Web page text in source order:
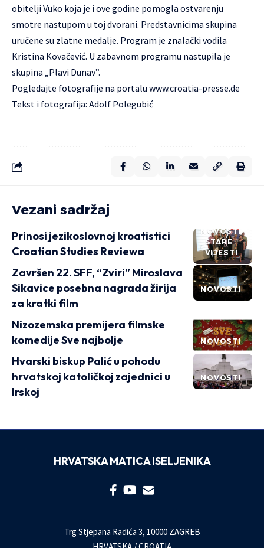
obitelji Vuko koja je i ove godine pomogla ostvarenju
smotre nastupom u toj dvorani. Predstavnicima skupina
uručene su zlatne medalje. Program je znalački vodila
Kristina Kovačević. U zabavnom programu nastupila je
skupina „Plavi Dunav”.
Pogledajte fotografije na portalu www.croatia-presse.de
Tekst i fotografija: Adolf Polegubić
Vezani sadržaj
NOVOSTI
STARE
VIJESTI
Prinosi jezikoslovnoj kroatistici
Croatian Studies Reviewa
NOVOSTI
Završen 22. SFF, “Zviri” Miroslava
Sikavice posebna nagrada žirija
za kratki film
NOVOSTI
Nizozemska premijera filmske
komedije Sve najbolje
NOVOSTI
Hvarski biskup Palić u pohodu
hrvatskoj katoličkoj zajednici u
Irskoj
HRVATSKA MATICA ISELJENIKA
Trg Stjepana Radića 3, 10000 ZAGREB